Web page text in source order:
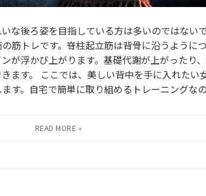
な後ろ姿を目指している方は多いのではない
筋トレです。脊柱起立筋は背骨に沿うように
が浮かび上がります。基礎代謝が上がったり
ます。 ここでは、美しい背中を手に入れたい
す。自宅で簡単に取り組めるトレーニングな